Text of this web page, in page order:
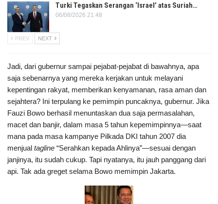
Turki Tegaskan Serangan ‘Israel’ atas Suriah…
06/08/2026 21:48
PREV NEXT
Jadi, dari gubernur sampai pejabat-pejabat di bawahnya, apa
saja sebenarnya yang mereka kerjakan untuk melayani
kepentingan rakyat, memberikan kenyamanan, rasa aman dan
sejahtera? Ini terpulang ke pemimpin puncaknya, gubernur. Jika
Fauzi Bowo berhasil menuntaskan dua saja permasalahan,
macet dan banjir, dalam masa 5 tahun kepemimpinnya—saat
mana pada masa kampanye Pilkada DKI tahun 2007 dia
menjual tagline “Serahkan kepada Ahlinya”—sesuai dengan
janjinya, itu sudah cukup. Tapi nyatanya, itu jauh panggang dari
api. Tak ada greget selama Bowo memimpin Jakarta.